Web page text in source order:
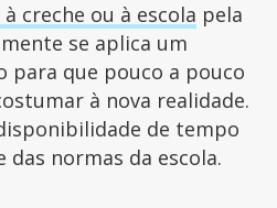
creche ou à escola pela
se aplica um
para que pouco a pouco
à nova realidade.
de tempo
das normas da escola.